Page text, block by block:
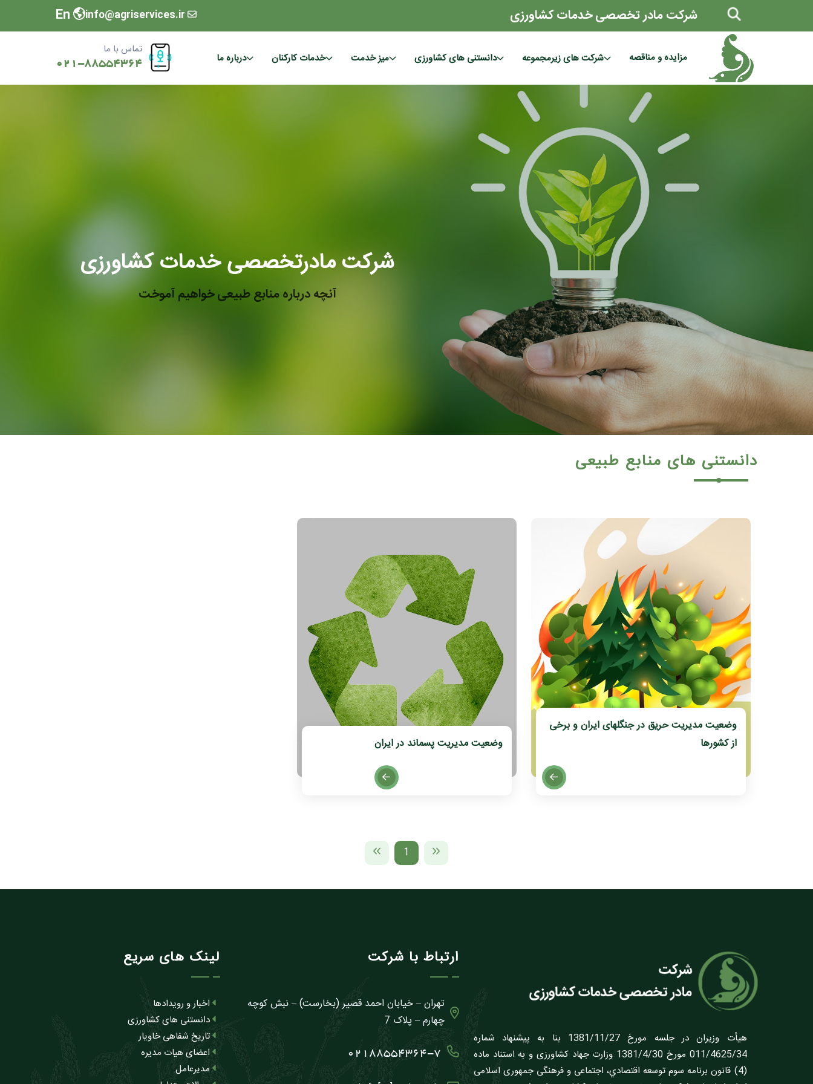
شرکت مادر تخصصی خدمات کشاورزی info@agriservices.ir
En
مزایده و مناقصه شرکت های زیرمجموعه دانستنی های کشاورزی میز خدمت خدمات کارکنان درباره ما
تماس با ما
021-88554364
شرکت مادرتخصصی خدمات کشاورزی
آنچه درباره منابع طبیعی خواهیم آموخت
دانستنی های منابع طبیعی
وضعیت مدیریت حریق در جنگلهای ایران و برخی
از کشورها
وضعیت مدیریت پسماند در ایران
1
هيأت وزيران در جلسه مورخ 1381/11/27 بنا به پيشنهاد شماره
011/4625/34 مورخ 1381/4/30 وزارت جهاد کشاورزى و به استناد ماده
(4) قانون برنامه سوم توسعه اقتصادي، اجتماعى و فرهنگى جمهورى اسلامى
ارتباط با شرکت
تهران – خیابان احمد قصیر (بخارست) – نبش کوچه
چهارم – پلاک 7
02188554364-7
لینک های سریع
اخبار و رویدادها
دانستنی های کشاورزی
تاریخ شفاهی خاویار
اعضای هیات مدیره
مدیرعامل